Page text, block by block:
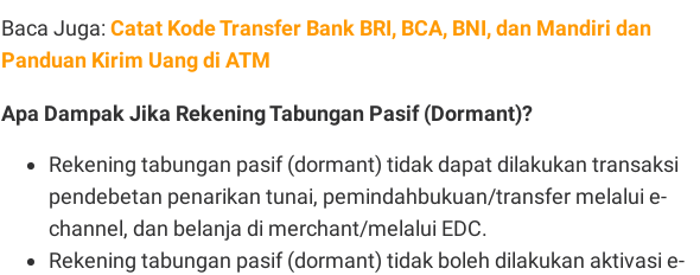
Baca Juga: Catat Kode Transfer Bank BRI, BCA, BNI, dan Mandiri dan
Panduan Kirim Uang di ATM
Apa Dampak Jika Rekening Tabungan Pasif (Dormant)?
Rekening tabungan pasif (dormant) tidak dapat dilakukan transaksi
pendebetan penarikan tunai, pemindahbukuan/transfer melalui e-
channel, dan belanja di merchant/melalui EDC.
Rekening tabungan pasif (dormant) tidak boleh dilakukan aktivasi e-